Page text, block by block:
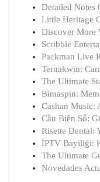
Detailed Notes
Little Heritage
Discover More
Scribble
Packman Live
Ternakwin:
The Ultimate
Bimaspin:
Cashan Music:
Cầu Biên Số:
Risette Dental:
İPTV Bayiliği:
The Ultimate
Novedades